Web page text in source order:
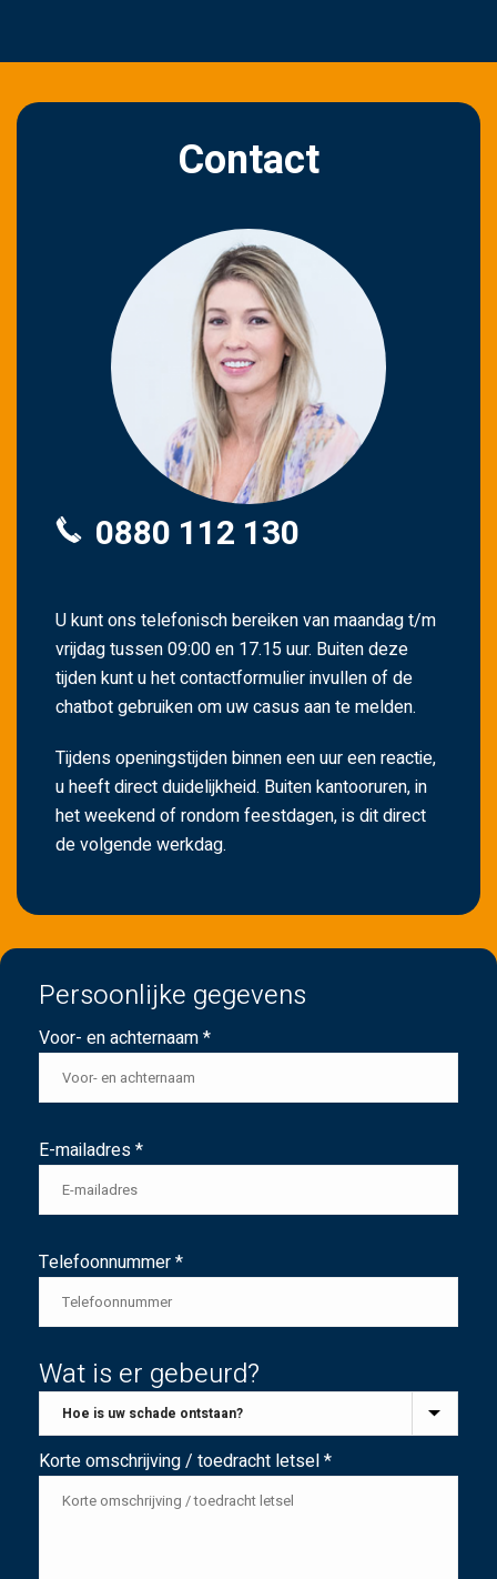
Contact
0880 112 130
U kunt ons telefonisch bereiken van maandag t/m
vrijdag tussen 09:00 en 17.15 uur. Buiten deze
tijden kunt u het contactformulier invullen of de
chatbot gebruiken om uw casus aan te melden.
Tijdens openingstijden binnen een uur een reactie,
u heeft direct duidelijkheid. Buiten kantooruren, in
het weekend of rondom feestdagen, is dit direct
de volgende werkdag.
Persoonlijke gegevens
Voor- en achternaam *
E-mailadres *
Telefoonnummer *
Wat is er gebeurd?
Korte omschrijving / toedracht letsel *